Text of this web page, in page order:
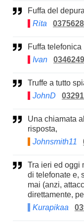
Fuffa del
Rita
Fuffa telefonica
Ivan
Truffe a tutto
JohnD
Una chiamata al giorno,nessuna
risposta,
Johnsmith11
Tra ieri ed oggi mi hanno massacrata
di telefonate e,
mai (anzi,
direttamente,
Kurapikaa